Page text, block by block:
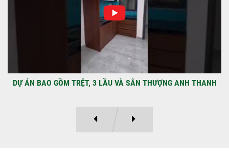
thức hoàn tất và...
DỰ ÁN BAO GỒM TRỆT, 3 LẦU VÀ SÂN THƯỢNG ANH THANH